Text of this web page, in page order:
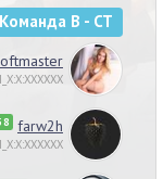
Команда B - CT
farw2h